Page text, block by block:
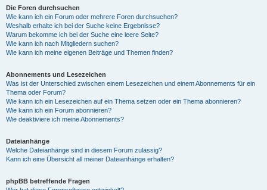
Die Foren durchsuchen
Wie kann ich ein Forum oder mehrere Foren durchsuchen?
Weshalb erhalte ich bei der Suche keine Ergebnisse?
Warum bekomme ich bei der Suche eine leere Seite?
Wie kann ich nach Mitgliedern suchen?
Wie kann ich meine eigenen Beiträge und Themen finden?
Abonnements und Lesezeichen
Was ist der Unterschied zwischen einem Lesezeichen und einem Abonnements für ein
Thema oder Forum?
Wie kann ich ein Lesezeichen auf ein Thema setzen oder ein Thema abonnieren?
Wie kann ich ein Forum abonnieren?
Wie deaktiviere ich meine Abonnements?
Dateianhänge
Welche Dateianhänge sind in diesem Forum zulässig?
Kann ich eine Übersicht all meiner Dateianhänge erhalten?
phpBB betreffende Fragen